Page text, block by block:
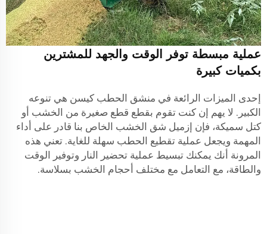
عملية مبسطة توفر الوقت والجهد للمشترين
بكميات كبيرة
إحدى الميزات الرائعة في منشق الحطب كيسن هي تنوعه
الكبير. لا يهم إن كنت تقوم بقطع قطع صغيرة من الخشب أو
كتل سميكة، فإن إزميل شق الخشب الخاص بنا قادر على أداء
المهمة ويجعل عملية تقطيع الحطب سهلة للغاية. تعني هذه
المرونة أنك يمكنك تبسيط عملية تحضير النار وتوفير الوقت
والطاقة، مع التعامل مع مختلف أحجام الخشب بسلاسة.